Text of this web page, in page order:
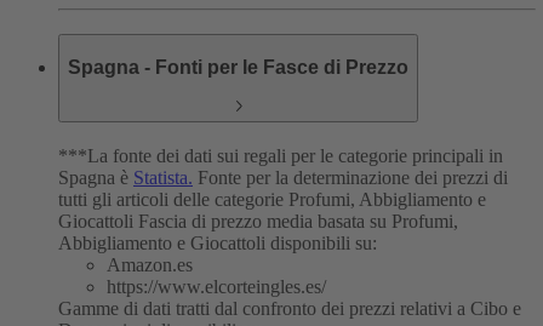
Spagna - Fonti per le Fasce di Prezzo
***La fonte dei dati sui regali per le categorie principali in
Spagna è Statista. Fonte per la determinazione dei prezzi di
tutti gli articoli delle categorie Profumi, Abbigliamento e
Giocattoli Fascia di prezzo media basata su Profumi,
Abbigliamento e Giocattoli disponibili su:
Amazon.es
https://www.elcorteingles.es/
Gamme di dati tratti dal confronto dei prezzi relativi a Cibo e